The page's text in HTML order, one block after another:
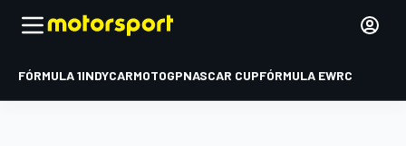
FÓRMULA 1INDYCARMOTOGPNASCAR CUPFÓRMULA EWRC